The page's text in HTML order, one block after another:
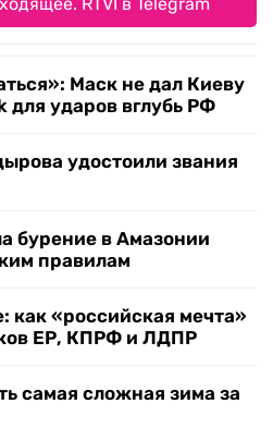
Маск не дал Киеву
для ударов вглубь РФ
удостоили звания
бурение в Амазонии
правилам
как «российская мечта»
ЕР, КПРФ и ЛДПР
самая сложная зима за